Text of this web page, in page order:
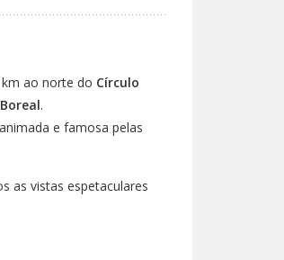
ao norte do Círculo
.
e famosa pelas
as vistas espetaculares